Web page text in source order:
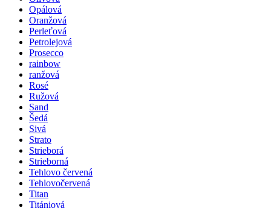
Opálová
Oranžová
Perleťová
Petrolejová
Prosecco
rainbow
ranžová
Rosé
Ružová
Sand
Šedá
Sivá
Strato
Strieborá
Strieborná
Tehlovo červená
Tehlovočervená
Titan
Titániová